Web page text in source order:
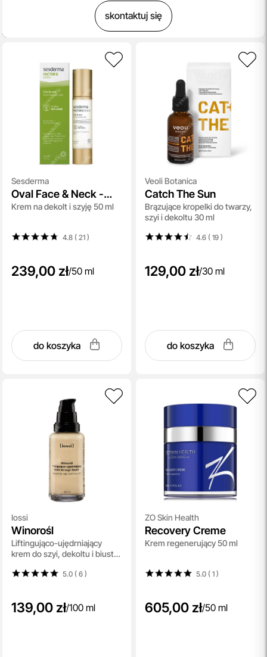
skontaktuj się
Sesderma
Oval Face & Neck -
Factor G
Krem na dekolt i szyję 50 ml
4.8 ( 21)
239,00 zł/50 ml
do koszyka
Veoli Botanica
Catch The Sun
Brązujące kropelki do twarzy,
szyi i dekoltu 30 ml
4.6 ( 19)
129,00 zł/30 ml
do koszyka
Iossi
Winorośl
Liftingująco-ujędrniający
krem do szyi, dekoltu i biustu
5.0 ( 6)
139,00 zł/100 ml
ZO Skin Health
Recovery Creme
Krem regenerujący 50 ml
5.0 ( 1)
605,00 zł/50 ml